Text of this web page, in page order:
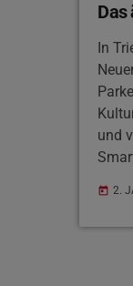
Das
In
und
today 2.